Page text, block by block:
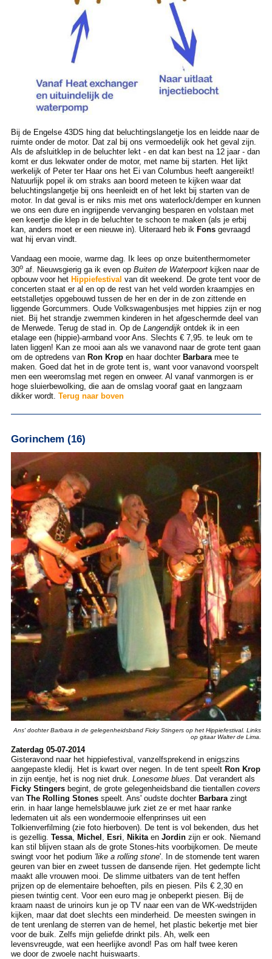
Bij de Engelse 43DS hing dat beluchtingslangetje los en leidde naar de
ruimte onder de motor. Dat zal bij ons vermoedelijk ook het geval zijn.
Als de afsluitklep in de beluchter lekt - en dat kan best na 12 jaar - dan
komt er dus lekwater onder de motor, met name bij starten. Het lijkt
werkelijk of Peter ter Haar ons het Ei van Columbus heeft aangereikt!
Natuurlijk popel ik om straks aan boord meteen te kijken waar dat
beluchtingslangetje bij ons heenleidt en of het lekt bij starten van de
motor. In dat geval is er niks mis met ons waterlock/demper en kunnen
we ons een dure en ingrijpende vervanging besparen en volstaan met
een keertje die klep in de beluchter te schoon te maken (als je erbij
kan, anders moet er een nieuwe in). Uiteraard heb ik Fonsgevraagd
wat hij ervan vindt.
Vandaag een mooie, warme dag. Ik lees op onze buitenthermometer
30oaf. Nieuwsgierig ga ik even op Buiten de Waterpoortkijken naar de
opbouw voor het Hippiefestival van dit weekend. De grote tent voor de
concerten staat er al en op de rest van het veld worden kraampjes en
eetstalletjes opgebouwd tussen de her en der in de zon zittende en
liggende Gorcummers. Oude Volkswagenbusjes met hippies zijn er nog
niet. Bij het strandje zwemmen kinderen in het afgeschermde deel van
de Merwede. Terug de stad in. Op de Langendijkontdek ik in een
etalage een (hippie)-armband voor Ans. Slechts € 7,95. te leuk om te
laten liggen! Kan ze mooi aan als we vanavond naar de grote tent gaan
om de optredens van Ron Kropen haar dochter Barbaramee te
maken. Goed dat het in de grote tent is, want voor vanavond voorspelt
men een weeromslag met regen en onweer. Al vanaf vanmorgen is er
hoge sluierbewolking, die aan de omslag vooraf gaat en langzaam
dikker wordt. Terug naar boven
Gorinchem (16)
Ans' dochter Barbara in de gelegenheidsband Ficky Stingers op het Hippiefestival. Links
op gitaar Walter de Lima.
Zaterdag 05-07-2014
Gisteravond naar het hippiefestival, vanzelfsprekend in enigszins
aangepaste kledij. Het is kwart over negen. In de tent speelt Ron Krop
in zijn eentje, het is nog niet druk. Lonesome blues . Dat verandert als
Ficky Stingersbegint, de grote gelegenheidsband die tientallencovers
van The Rolling Stonesspeelt. Ans' oudste dochter Barbarazingt
erin. in haar lange hemelsblauwe jurk ziet ze er met haar ranke
ledematen uit als een wondermooie elfenprinses uit een
Tolkienverfilming (zie foto hierboven). De tent is vol bekenden, dus het
is gezellig. Tessa, Michel Esri Nikitaen Jordinzijn er ook. Niemand
kan stil blijven staan als de grote Stones-hits voorbijkomen. De meute
swingt voor het podium 'like a rolling stone'. In de stomende tent waren
geuren van bier en zweet tussen de dansende rijen. Het gedempte licht
maakt alle vrouwen mooi. De slimme uitbaters van de tent heffen
prijzen op de elementaire behoeften, pils en piesen. Pils € 2,30 en
piesen twintig cent. Voor een euro mag je onbeperkt piesen. Bij de
kraam naast de urinoirs kun je op TV naar een van de WK-wedstrijden
kijken, maar dat doet slechts een minderheid. De meesten swingen in
de tent urenlang de sterren van de hemel, het plastic bekertje met bier
voor de buik. Zelfs mijn geliefde drinkt pils. Ah, welk een
levensvreugde, wat een heerlijke avond! Pas om half twee keren
we door de zwoele nacht huiswaarts.